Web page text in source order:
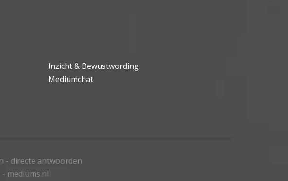
Inzicht & Bewustwording
Mediumchat
- directe antwoorden
mediums.nl